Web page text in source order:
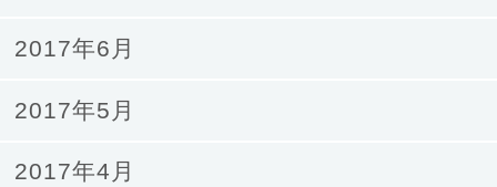
2017年6月
2017年5月
2017年4月